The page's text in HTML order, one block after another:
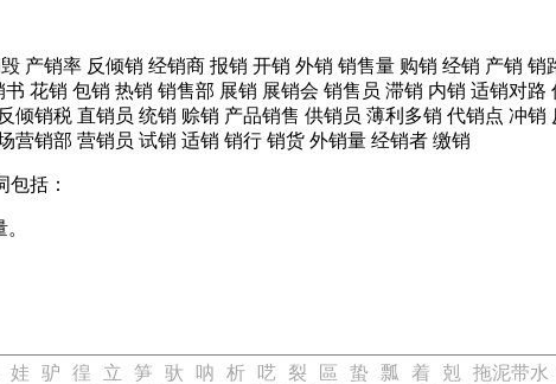
产销率 反倾销 经销商 报销 开销 外销 销售量 购销 经销 产销 销
书 花销 包销 热销 销售部 展销 展销会 销售员 滞销 内销 适销对路
反倾销税 直销员 统销 赊销 产品销售 供销员 薄利多销 代销点 冲销
营销部 营销员 试销 适销 销行 销货 外销量 经销者 缴销
括：
娃 驴 徨 立 笋 驮 呐 析 呓 裂 區 蛰 瓢 着 剋 拖泥带水